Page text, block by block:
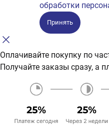
обработки
Принять
Оплачивайте покупку по
Получайте заказы сразу, а